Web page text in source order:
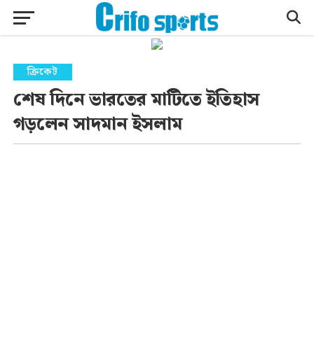
ক্রিকেট
শেষ দিনে ভারতের মাটিতে ইতিহাস
গড়লেন সাদমান ইসলাম